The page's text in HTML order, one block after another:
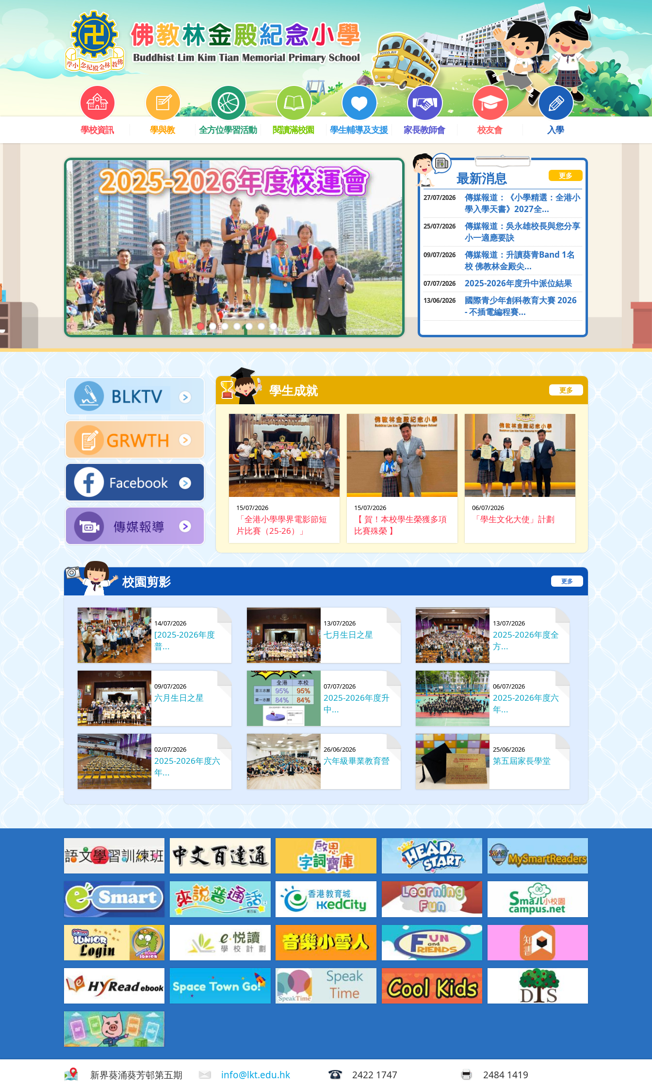
學校資訊 學與教 全方位學習活動 閱讀滿校園 學生輔導及支援 家長教師會 校友會 入學
更多
最新消息
27/07/2026
傳媒報道：《小學精選：全港小
學入學天書》2027全...
25/07/2026
傳媒報道：吳永雄校長與您分享
小一適應要訣
09/07/2026
傳媒報道：升讀葵青Band 1名
校 佛教林金殿尖...
07/07/2026 2025-2026年度升中派位結果
13/06/2026
國際青少年創科教育大賽 2026
- 不插電編程賽...
更多
學生成就
15/07/2026
「全港小學學界電影節短
片比賽（25-26）」
15/07/2026
【 賀！本校學生榮獲多項
比賽殊榮 】
06/07/2026
「學生文化大使」計劃
更多
校園剪影
14/07/2026
[2025-2026年度
普...
13/07/2026
七月生日之星
13/07/2026
2025-2026年度全
方...
09/07/2026
六月生日之星
07/07/2026
2025-2026年度升
中...
06/07/2026
2025-2026年度六
年...
02/07/2026
2025-2026年度六
年...
26/06/2026
六年級畢業教育營
25/06/2026
第五屆家長學堂
新界葵涌葵芳邨第五期 info@lkt.edu.hk 2422 1747 2484 1419